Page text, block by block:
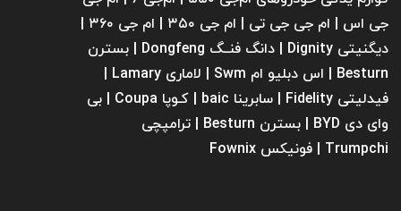
دیگنیتی Dignity | دانگ فنــگ Dongfeng | بسترن
فیدلیتی Fidelity | سابرینا ‌baic | کـوپا Coupa | بی
وای دی BYD | بسترن Besturn | ترامپچی
Trumpchi | فونیکس Fownix